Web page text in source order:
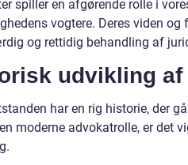
spiller en afgørende rolle i
vogtere. Deres viden
og rettidig behandling af
udvikling af
har en rig historie, der
moderne advokatrolle, er det